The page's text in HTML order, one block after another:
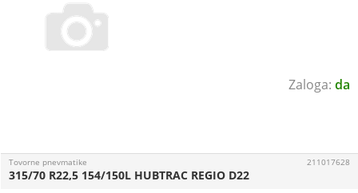
da
Tovorne pnevmatike
315/70 R22,5 154/150L HUBTRAC REGIO D22
211017628